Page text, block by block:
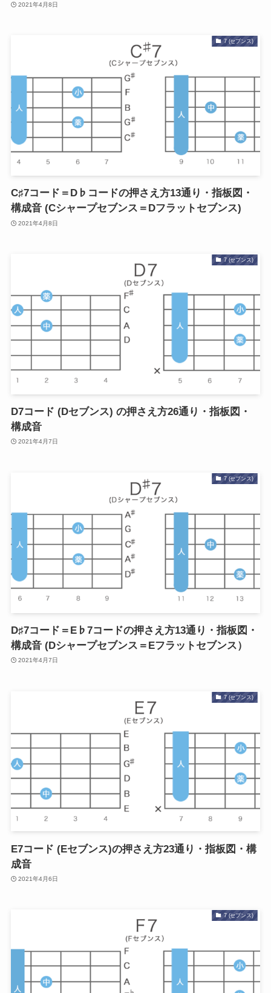
2021年4月8日
7 (セブンス)
C♯7コード＝D♭コードの押さえ方13通り・指板図・
構成音 (Cシャープセブンス＝Dフラットセブンス)
2021年4月8日
7 (セブンス)
D7コード (Dセブンス) の押さえ方26通り・指板図・
構成音
2021年4月7日
7 (セブンス)
D♯7コード＝E♭7コードの押さえ方13通り・指板図・
構成音 (Dシャープセブンス＝Eフラットセブンス）
2021年4月7日
7 (セブンス)
E7コード (Eセブンス)の押さえ方23通り・指板図・構
成音
2021年4月6日
7 (セブンス)